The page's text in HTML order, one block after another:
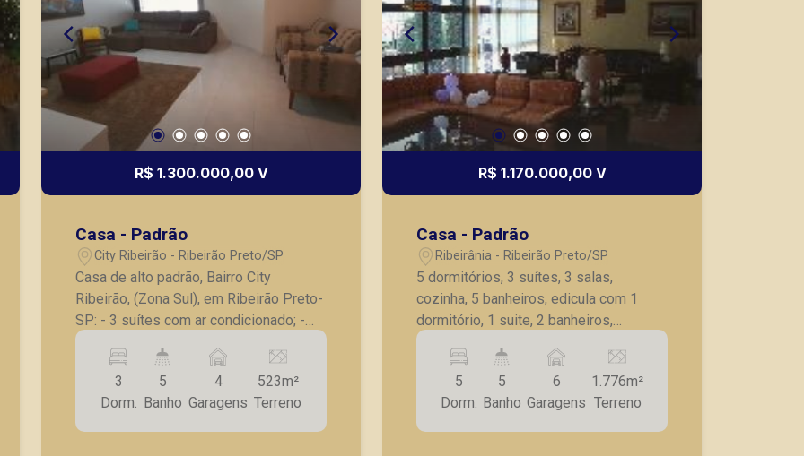
CORRETOR DE PLANTÃO
Bráulio Alvarez
CRECI 234.175 - Venda
Corretor(a) Online
CORRETOR DE PLANTÃO
Lucelia Mariotti
R$ 1.300.000,00 V
Casa - Padrão
City Ribeirão - Ribeirão Preto/SP
Casa de alto padrão, Bairro City
Ribeirão, (Zona Sul), em Ribeirão Preto-
SP: - 3 suítes com ar condicionado; -
Sala para 2 ambientes; - Cozinha
planejada em ilha; - Lavabo; - Escritório;
- Lavanderia; - Quintal; - Jardim; -
Piscina; - Varanda gourmet com
churrasqueira e forno a lenha; - 4 vagas
3
Dorm.
5
Banho
4
Garagens
523m²
Terreno
R$ 1.170.000,00 V
Casa - Padrão
Ribeirânia - Ribeirão Preto/SP
5 dormitórios, 3 suítes, 3 salas,
cozinha, 5 banheiros, edicula com 1
dormitório, 1 suite, 2 banheiros,
cozinha, área de lazer com quadra de
tênis.
5
Dorm.
5
Banho
6
Garagens
1.776m²
Terreno